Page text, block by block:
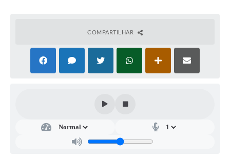
Notícias
Galeria de Vídeos
COMPARTILHAR